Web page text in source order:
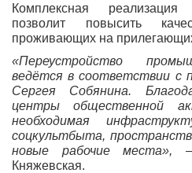
Комплексная
позволит повысить
проживающих на
«Переустройство
ведётся в соответствии с
Сергея Собянина.
центры общественной
необходимая
соцкультбыта,
новые рабочие места», –
Княжевская.